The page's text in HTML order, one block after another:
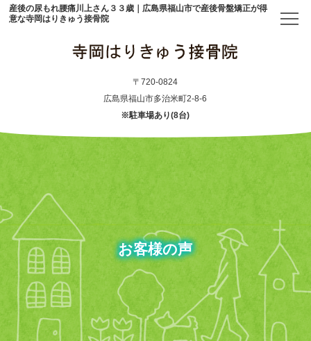
産後の尿もれ腰痛川上さん３３歳｜広島県福山市で産後骨盤矯正が得
意な寺岡はりきゅう接骨院
〒720-0824
広島県福山市多治米町2-8-6
※駐車場あり(8台)
初めての方へ
アクセス
メニュー・料金表
産後骨盤矯正
妊婦整体
お客様の声